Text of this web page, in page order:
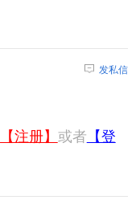
发私信
【注册】 或者 【登